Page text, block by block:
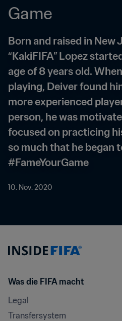
Game
Born and raised in New
“KakiFIFA” Lopez
age of 8 years old.
playing, Deiver found
more experienced
person, he was
focused on practicing
so much that he began
#FameYourGame
10. Nov. 2020
Was die FIFA macht
Legal
Transfersystem